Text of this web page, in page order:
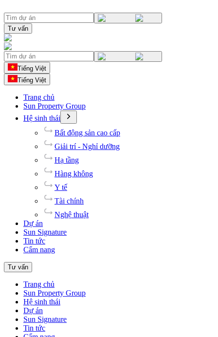
Tư vấn
Tiếng Việt
Tiếng Việt
Trang chủ
Sun Property Group
Hệ sinh thái
Bất động sản cao cấp
Giải trí - Nghỉ dưỡng
Hạ tầng
Hàng không
Y tế
Tài chính
Nghệ thuật
Dự án
Sun Signature
Tin tức
Cẩm nang
Tư vấn
Trang chủ
Sun Property Group
Hệ sinh thái
Dự án
Sun Signature
Tin tức